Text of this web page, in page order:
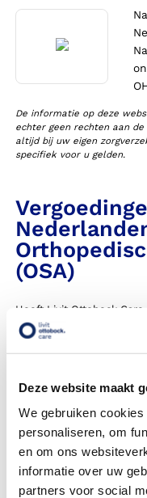
Deze website maakt
We gebruiken
personaliseren, om
en om ons
informatie over uw
partners voor social
De informatie op deze
echter geen rechten aan
altijd bij uw eigen
specifiek voor u gelden.
(OSA)
Heeft Livit Ottobock
zorgverzekeraar in 2026?
Moet ik een eigen
schoenen?
Aan wie betaalt u de